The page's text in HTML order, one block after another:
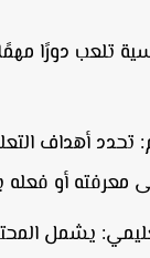
دورًا مهمًا
أهدافالتعلم
معرفته أو فعله
يشمل